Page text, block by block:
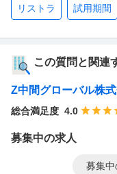
リストラ 試用期間
この質問と関連
Z中間グローバル株
総合満足度 4.0
募集中の求人
募集